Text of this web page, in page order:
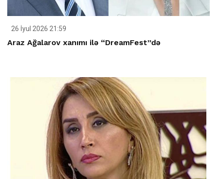
26 İyul 2026 21:59
Araz Ağalarov xanımı ilə “DreamFest”də